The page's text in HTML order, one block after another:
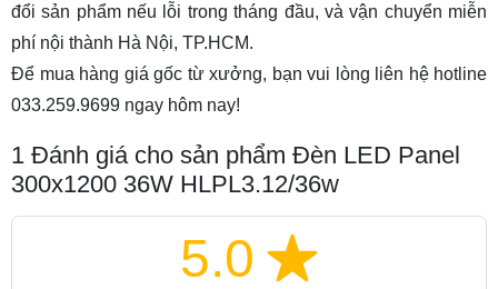
đổi sản phẩm nếu lỗi trong tháng đầu, và vận chuyển miễn
phí nội thành Hà Nội, TP.HCM.
Để mua hàng giá gốc từ xưởng, bạn vui lòng liên hệ hotline
033.259.9699 ngay hôm nay!
1 Đánh giá cho sản phẩm Đèn LED Panel
300x1200 36W HLPL3.12/36w
5.0